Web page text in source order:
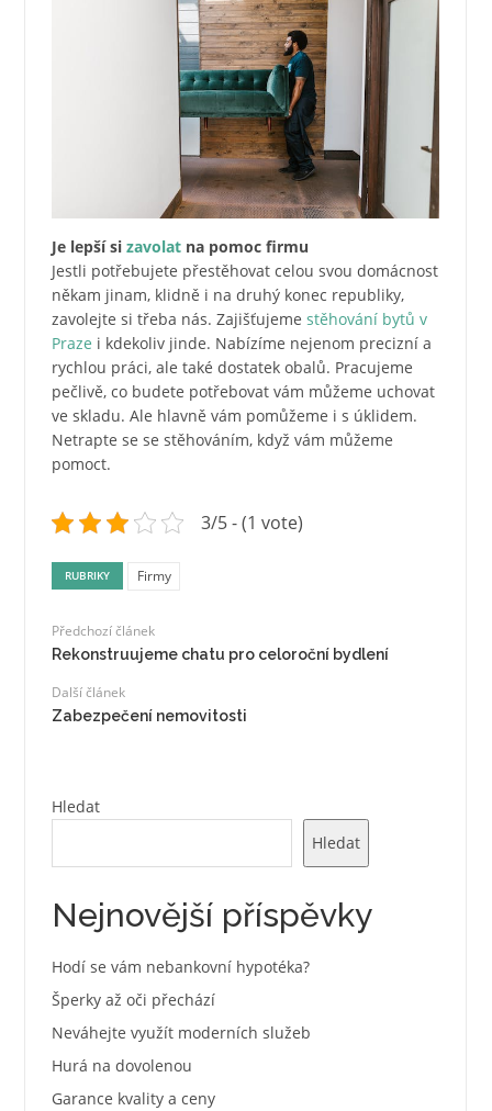
Je lepší sizavolatna pomoc firmu
Jestli potřebujete přestěhovat celou svou domácnost
někam jinam, klidně i na druhý konec republiky,
zavolejte si třeba nás. Zajišťujeme stěhování bytů v
Praze i kdekoliv jinde. Nabízíme nejenom precizní a
rychlou práci, ale také dostatek obalů. Pracujeme
pečlivě, co budete potřebovat vám můžeme uchovat
ve skladu. Ale hlavně vám pomůžeme i s úklidem.
Netrapte se se stěhováním, když vám můžeme
pomoct.
3/5 - (1 vote)
RUBRIKY Firmy
Předchozí článek
Rekonstruujeme chatu pro celoroční bydlení
Další článek
Zabezpečení nemovitosti
Hledat
Hledat
Nejnovější příspěvky
Hodí se vám nebankovní hypotéka?
Šperky až oči přechází
Neváhejte využít moderních služeb
Hurá na dovolenou
Garance kvality a ceny